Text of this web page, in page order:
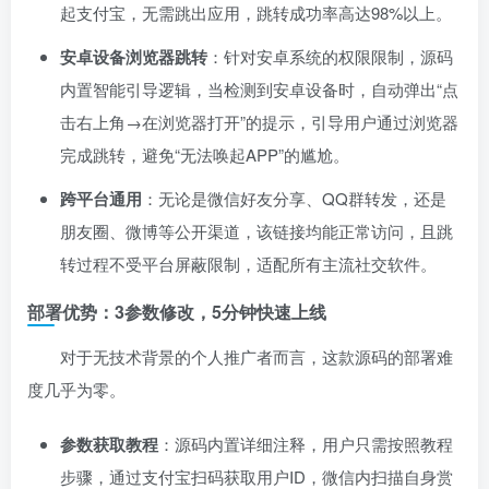
起支付宝，无需跳出应用，跳转成功率高达98%以上。
安卓设备浏览器跳转：针对安卓系统的权限限制，源码
内置智能引导逻辑，当检测到安卓设备时，自动弹出“点
击右上角→在浏览器打开”的提示，引导用户通过浏览器
完成跳转，避免“无法唤起APP”的尴尬。
跨平台通用 ：无论是微信好友分享、QQ群转发，还是
朋友圈、微博等公开渠道，该链接均能正常访问，且跳
转过程不受平台屏蔽限制，适配所有主流社交软件。
部署优势：3参数修改，5分钟快速上线
对于无技术背景的个人推广者而言，这款源码的部署难
度几乎为零。
参数获取教程 ：源码内置详细注释，用户只需按照教程
步骤，通过支付宝扫码获取用户ID，微信内扫描自身赏